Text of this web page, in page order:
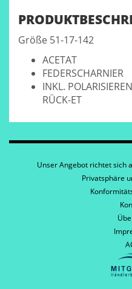
Größe 51-17-142
ACETAT
FEDERSCHARNIER
INKL.
RÜCK-ET
Unser Angebot richtet sich
Privatsphäre